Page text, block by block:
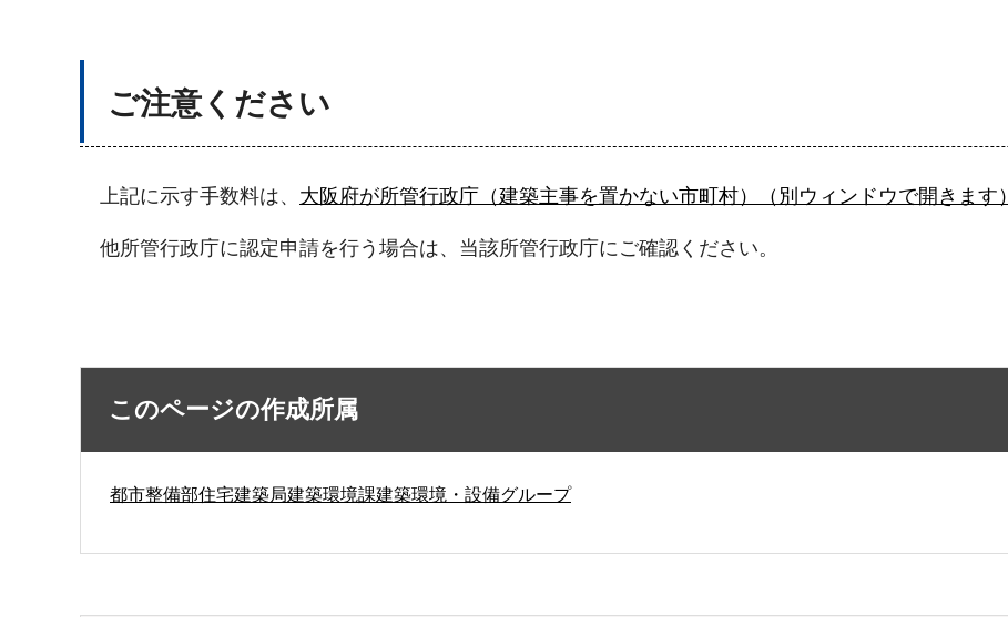
ご注意ください
上記に示す手数料は、 大阪府が所管行政庁（建築主事を置かない市町村）（別ウィンドウで開きます）
他所管行政庁に認定申請を行う場合は、当該所管行政庁にご確認ください。
このページの作成所属
都市整備部住宅建築局建築環境課建築環境・設備グループ